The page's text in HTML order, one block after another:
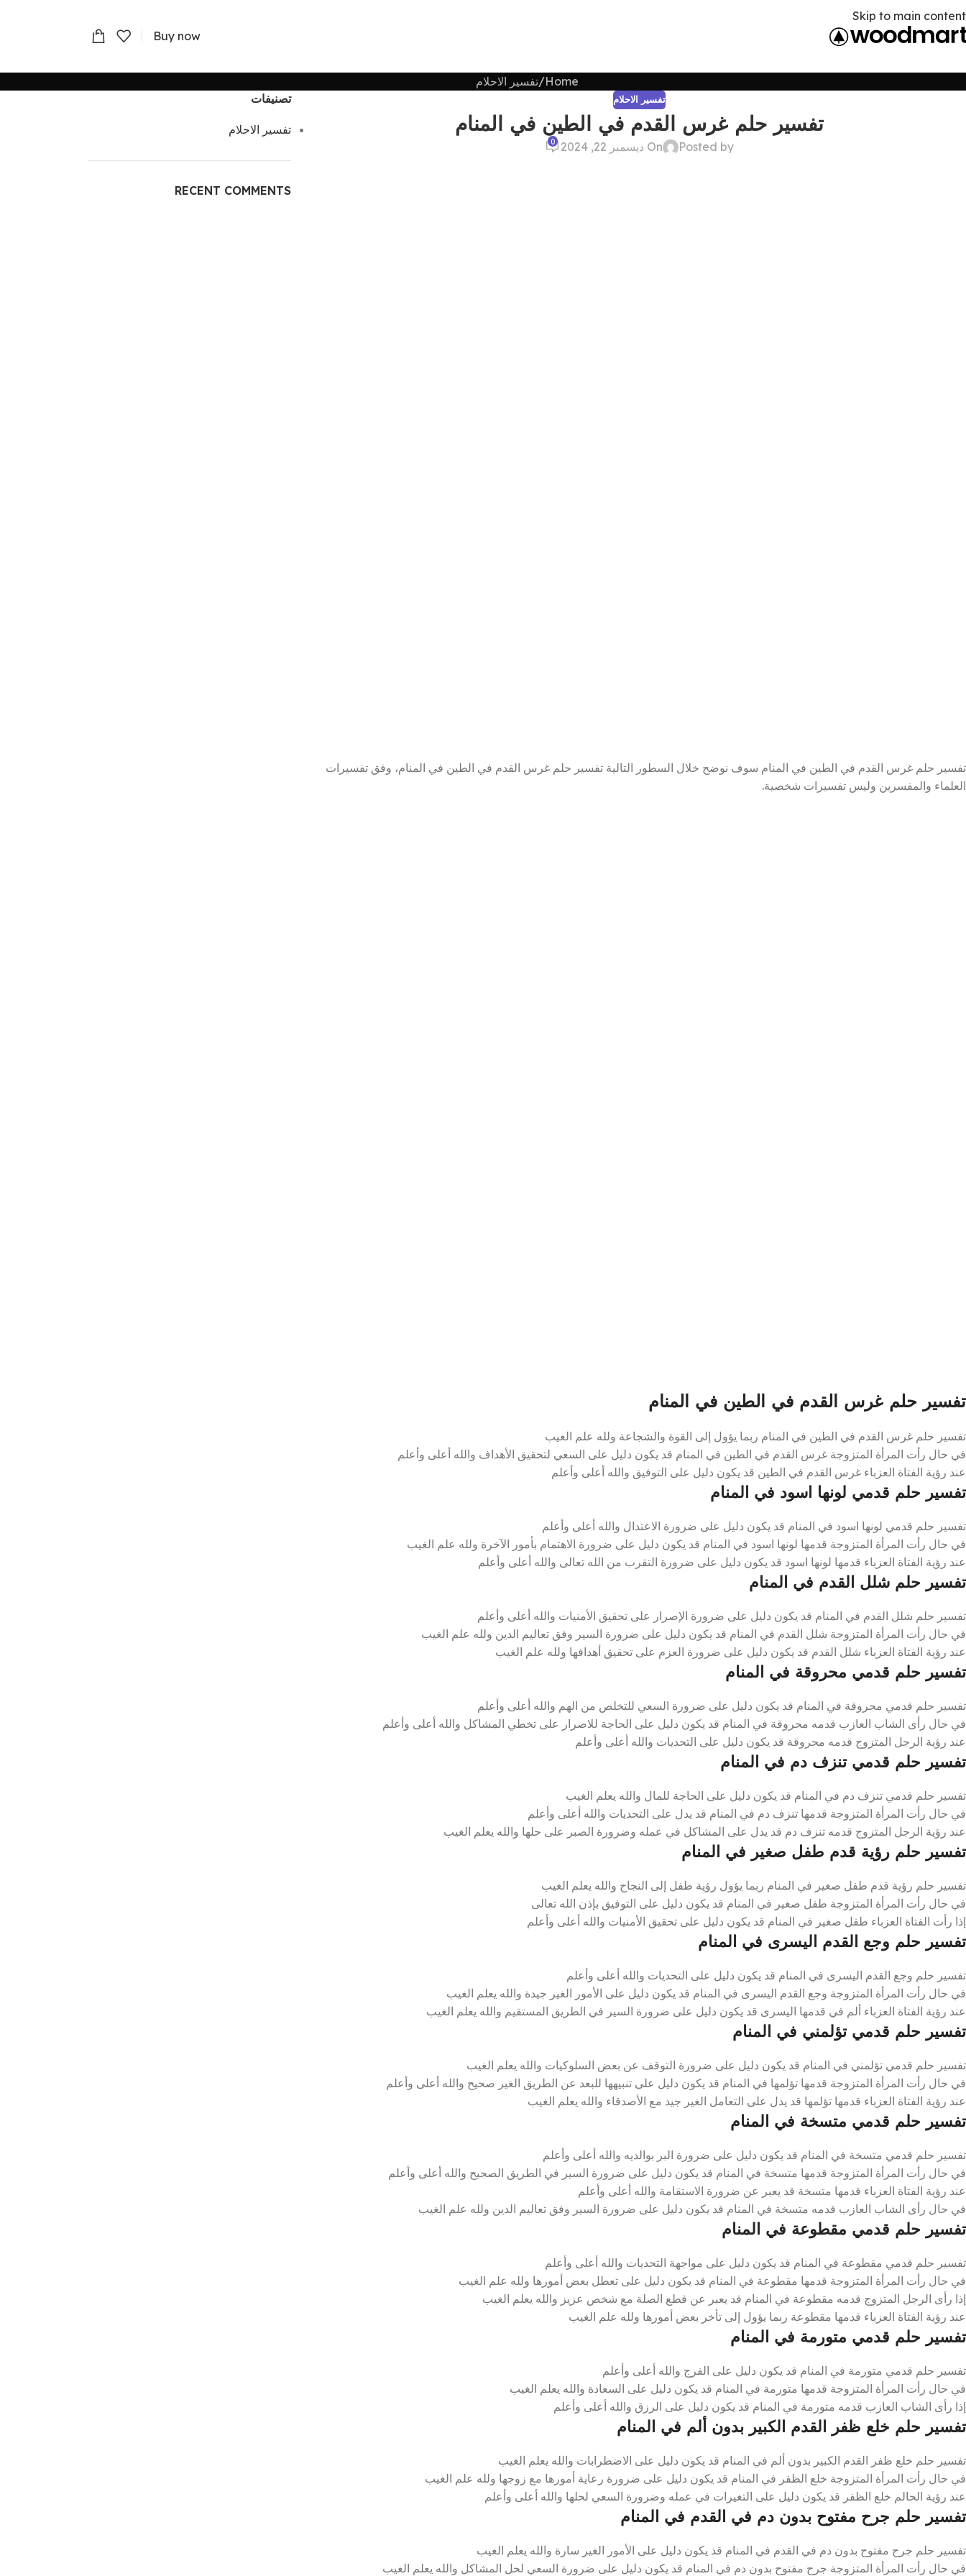
Skip to main content
Buy now
Home تفسير الاحلام
تفسير الاحلام
تفسير حلم غرس القدم في الطين في المنام
Posted by On ديسمبر 22, 2024 0
تفسير حلم غرس القدم في الطين في المنام سوف نوضح خلال السطور التالية تفسير حلم غرس القدم في الطين في المنام، وفق تفسيرات
العلماء والمفسرين وليس تفسيرات شخصية.
تفسير حلم غرس القدم في الطين في المنام
تفسير حلم غرس القدم في الطين في المنام ربما يؤول إلى القوة والشجاعة ولله علم الغيب
في حال رأت المرأة المتزوجة غرس القدم في الطين في المنام قد يكون دليل على السعي لتحقيق الأهداف والله أعلى وأعلم
عند رؤية الفتاة العزباء غرس القدم في الطين قد يكون دليل على التوفيق والله أعلى وأعلم
تفسير حلم قدمي لونها اسود في المنام
تفسير حلم قدمي لونها اسود في المنام قد يكون دليل على ضرورة الاعتدال والله أعلى وأعلم
في حال رأت المرأة المتزوجة قدمها لونها اسود في المنام قد يكون دليل على ضرورة الاهتمام بأمور الآخرة ولله علم الغيب
عند رؤية الفتاة العزباء قدمها لونها اسود قد يكون دليل على ضرورة التقرب من الله تعالى والله أعلى وأعلم
تفسير حلم شلل القدم في المنام
تفسير حلم شلل القدم في المنام قد يكون دليل على ضرورة الإصرار على تحقيق الأمنيات والله أعلى وأعلم
في حال رأت المرأة المتزوجة شلل القدم في المنام قد يكون دليل على ضرورة السير وفق تعاليم الدين ولله علم الغيب
عند رؤية الفتاة العزباء شلل القدم قد يكون دليل على ضرورة العزم على تحقيق أهدافها ولله علم الغيب
تفسير حلم قدمي محروقة في المنام
تفسير حلم قدمي محروقة في المنام قد يكون دليل على ضرورة السعي للتخلص من الهم والله أعلى وأعلم
في حال رأى الشاب العازب قدمه محروقة في المنام قد يكون دليل على الحاجة للاصرار على تخطي المشاكل والله أعلى وأعلم
عند رؤية الرجل المتزوج قدمه محروقة قد يكون دليل على التحديات والله أعلى وأعلم
تفسير حلم قدمي تنزف دم في المنام
تفسير حلم قدمي تنزف دم في المنام قد يكون دليل على الحاجة للمال والله يعلم الغيب
في حال رأت المرأة المتزوجة قدمها تنزف دم في المنام قد يدل على التحديات والله أعلى وأعلم
عند رؤية الرجل المتزوج قدمه تنزف دم قد يدل على المشاكل في عمله وضرورة الصبر على حلها والله يعلم الغيب
تفسير حلم رؤية قدم طفل صغير في المنام
تفسير حلم رؤية قدم طفل صغير في المنام ربما يؤول رؤية طفل إلى النجاح والله يعلم الغيب
في حال رأت المرأة المتزوجة طفل صغير في المنام قد يكون دليل على التوفيق بإذن الله تعالى
إذا رأت الفتاة العزباء طفل صغير في المنام قد يكون دليل على تحقيق الأمنيات والله أعلى وأعلم
تفسير حلم وجع القدم اليسرى في المنام
تفسير حلم وجع القدم اليسرى في المنام قد يكون دليل على التحديات والله أعلى وأعلم
في حال رأت المرأة المتزوجة وجع القدم اليسرى في المنام قد يكون دليل على الأمور الغير جيدة والله يعلم الغيب
عند رؤية الفتاة العزباء ألم في قدمها اليسرى قد يكون دليل على ضرورة السير في الطريق المستقيم والله يعلم الغيب
تفسير حلم قدمي تؤلمني في المنام
تفسير حلم قدمي تؤلمني في المنام قد يكون دليل على ضرورة التوقف عن بعض السلوكيات والله يعلم الغيب
في حال رأت المرأة المتزوجة قدمها تؤلمها في المنام قد يكون دليل على تنبيهها للبعد عن الطريق الغير صحيح والله أعلى وأعلم
عند رؤية الفتاة العزباء قدمها تؤلمها قد يدل على التعامل الغير جيد مع الأصدقاء والله يعلم الغيب
تفسير حلم قدمي متسخة في المنام
تفسير حلم قدمي متسخة في المنام قد يكون دليل على ضرورة البر بوالديه والله أعلى وأعلم
في حال رأت المرأة المتزوجة قدمها متسخة في المنام قد يكون دليل على ضرورة السير في الطريق الصحيح والله أعلى وأعلم
عند رؤية الفتاة العزباء قدمها متسخة قد يعبر عن ضرورة الاستقامة والله أعلى وأعلم
في حال رأى الشاب العازب قدمه متسخة في المنام قد يكون دليل على ضرورة السير وفق تعاليم الدين ولله علم الغيب
تفسير حلم قدمي مقطوعة في المنام
تفسير حلم قدمي مقطوعة في المنام قد يكون دليل على مواجهة التحديات والله أعلى وأعلم
في حال رأت المرأة المتزوجة قدمها مقطوعة في المنام قد يكون دليل على تعطل بعض أمورها ولله علم الغيب
إذا رأى الرجل المتزوج قدمه مقطوعة في المنام قد يعبر عن قطع الصلة مع شخص عزيز والله يعلم الغيب
عند رؤية الفتاة العزباء قدمها مقطوعة ربما يؤول إلى تأخر بعض أمورها ولله علم الغيب
تفسير حلم قدمي متورمة في المنام
تفسير حلم قدمي متورمة في المنام قد يكون دليل على الفرج والله أعلى وأعلم
في حال رأت المرأة المتزوجة قدمها متورمة في المنام قد يكون دليل على السعادة والله يعلم الغيب
إذا رأى الشاب العازب قدمه متورمة في المنام قد يكون دليل على الرزق والله أعلى وأعلم
تفسير حلم خلع ظفر القدم الكبير بدون ألم في المنام
تفسير حلم خلع ظفر القدم الكبير بدون ألم في المنام قد يكون دليل على الاضطرابات والله يعلم الغيب
في حال رأت المرأة المتزوجة خلع الظفر في المنام قد يكون دليل على ضرورة رعاية أمورها مع زوجها ولله علم الغيب
عند رؤية الحالم خلع الظفر قد يكون دليل على التغيرات في عمله وضرورة السعي لحلها والله أعلى وأعلم
تفسير حلم جرح مفتوح بدون دم في القدم في المنام
تفسير حلم جرح مفتوح بدون دم في القدم في المنام قد يكون دليل على الأمور الغير سارة والله يعلم الغيب
في حال رأت المرأة المتزوجة جرح مفتوح بدون دم في المنام قد يكون دليل على ضرورة السعي لحل المشاكل والله يعلم الغيب
تصنيفات
تفسير الاحلام
RECENT COMMENTS